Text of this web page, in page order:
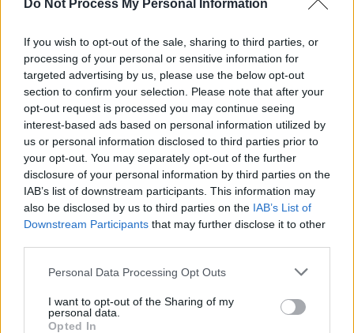
Do Not Process My Personal Information
If you wish to opt-out of the sale, sharing to third parties, or
processing of your personal or sensitive information for
targeted advertising by us, please use the below opt-out
section to confirm your selection. Please note that after your
opt-out request is processed you may continue seeing
interest-based ads based on personal information utilized by
us or personal information disclosed to third parties prior to
your opt-out. You may separately opt-out of the further
disclosure of your personal information by third parties on the
IAB’s list of downstream participants. This information may
also be disclosed by us to third parties on the IAB’s List of
Downstream Participants that may further disclose it to other
Personal Data Processing Opt Outs
I want to opt-out of the Sharing of my
personal data.
Opted In
noastră are o piele extrem de neagră. Copiii
sunt foarte fericiţi”
* VIDEO. A apărut echipamentul de scufundare
care permite respiraţia sub apă pe durată
nelimitată
* De ce un „blat” PNL-PSD ar fi bun pentru
România
* Astupaţi-vă urechile! Azi e ziua în care PSD-
moţiune de cenzură